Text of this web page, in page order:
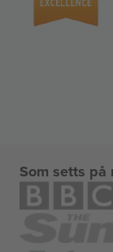
Som setts på